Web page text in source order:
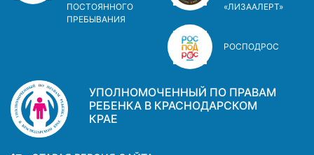
ПОСТОЯННОГО
ПРЕБЫВАНИЯ
«ЛИЗААЛЕРТ»
РОСПОДРОС
УПОЛНОМОЧЕННЫЙ ПО ПРАВАМ
РЕБЕНКА В КРАСНОДАРСКОМ
КРАЕ